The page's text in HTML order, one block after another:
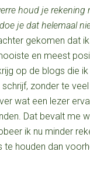
houd je rekening
je dat helemaal
gekomen dat
en meest
op de blogs die ik
zonder te
wat een lezer
Dat bevalt me
ik nu minder
te houden dan